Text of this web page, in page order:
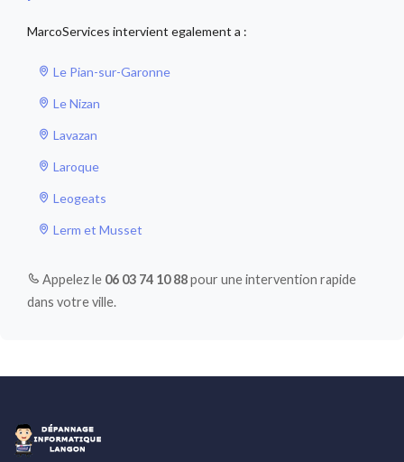
MarcoServices intervient egalement a :
Le Pian-sur-Garonne
Le Nizan
Lavazan
Laroque
Leogeats
Lerm et Musset
Appelez le 06 03 74 10 88pour une intervention rapide
dans votre ville.